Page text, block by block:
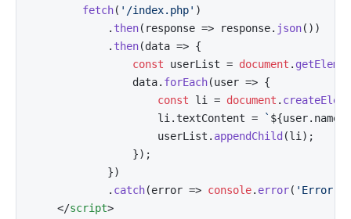
fetch( '/index.php' )
            .
then( response => response. json())
            .
then(data => {
const userList = document .
                data.
forEach(user => {
const li = document .
                    li.
textContent = ` ${user.name}
                    userList.
appendChild (li);
                });
            })
            .
catch(error => console. error( 'Error
</script>